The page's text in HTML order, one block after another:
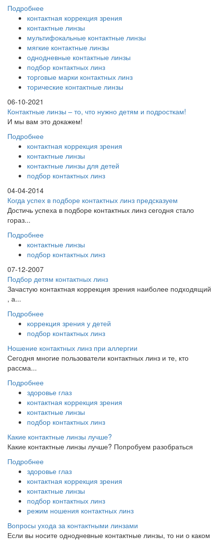
Подробнее
контактная коррекция зрения
контактные линзы
мультифокальные контактные линзы
мягкие контактные линзы
однодневные контактные линзы
подбор контактных линз
торговые марки контактных линз
торические контактные линзы
06-10-2021
Контактные линзы – то, что нужно детям и подросткам!
И мы вам это докажем!
Подробнее
контактная коррекция зрения
контактные линзы
контактные линзы для детей
подбор контактных линз
04-04-2014
Когда успех в подборе контактных линз предсказуем
Достичь успеха в подборе контактных линз сегодня стало
гораз...
Подробнее
контактные линзы
подбор контактных линз
07-12-2007
Подбор детям контактных линз
Зачастую контактная коррекция зрения наиболее подходящий
, а...
Подробнее
коррекция зрения у детей
подбор контактных линз
Ношение контактных линз при аллергии
Сегодня многие пользователи контактных линз и те, кто
рассма...
Подробнее
здоровье глаз
контактная коррекция зрения
контактные линзы
подбор контактных линз
Какие контактные линзы лучше?
Какие контактные линзы лучше? Попробуем разобраться
Подробнее
здоровье глаз
контактная коррекция зрения
контактные линзы
подбор контактных линз
режим ношения контактных линз
Вопросы ухода за контактными линзами
Если вы носите однодневные контактные линзы, то ни о каком